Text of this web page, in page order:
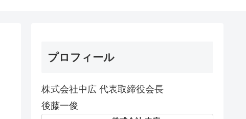
プロフィール
株式会社中広 代表取締役会長
後藤一俊